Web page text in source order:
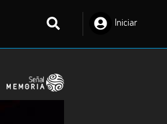
Iniciar